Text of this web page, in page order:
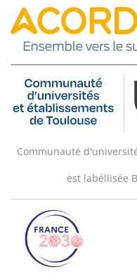
Communauté
est labéllisée